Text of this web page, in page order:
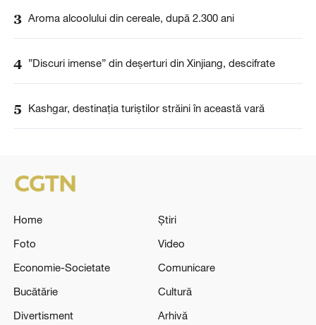
3 Aroma alcoolului din cereale, după 2.300 ani
4 ”Discuri imense” din deșerturi din Xinjiang, descifrate
5 Kashgar, destinația turiștilor străini în această vară
Home
Știri
Foto
Video
Economie-Societate
Comunicare
Bucătărie
Cultură
Divertisment
Arhivă